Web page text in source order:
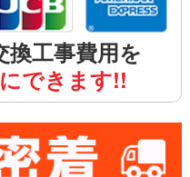
工事費用を
できます!!